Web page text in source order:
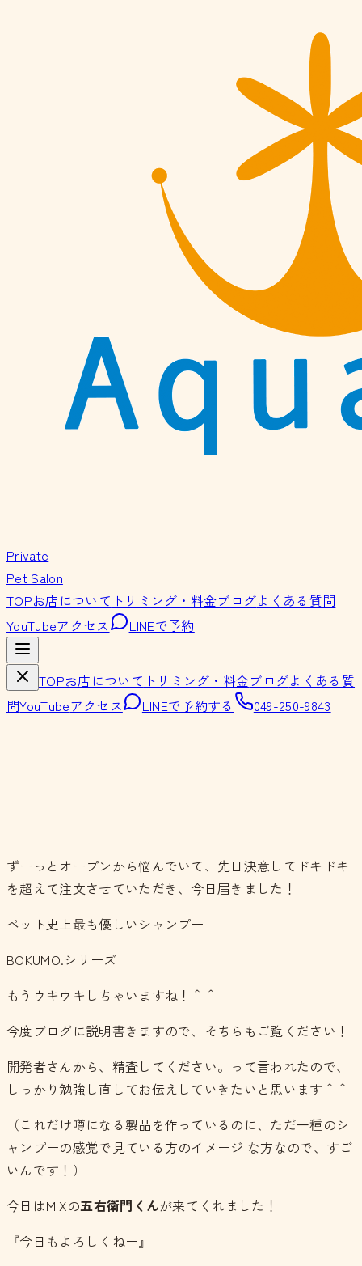
Private
Pet Salon
TOPお店について トリミング・料金ブログよくある質問
YouTubeアクセス LINEで予約
TOPお店について トリミング・料金ブログよくある質
問YouTubeアクセス LINEで予約する 049-250-9843
ずーっとオープンから悩んでいて、先日決意してドキドキ
を超えて注文させていただき、今日届きました！
ペット史上最も優しいシャンプー
BOKUMO.シリーズ
もうウキウキしちゃいますね！＾＾
今度ブログに説明書きますので、そちらもご覧ください！
開発者さんから、精査してください。って言われたので、
しっかり勉強し直してお伝えしていきたいと思います＾＾
（これだけ噂になる製品を作っているのに、ただ一種のシ
ャンプーの感覚で見ている方のイメージ な方なので、すご
いんです！）
今日はMIXの五右衛門くんが来てくれました！
『今日もよろしくねー』